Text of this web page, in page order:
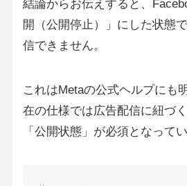
結論からお伝えすると、
開（公開停止）」にした状態
信できません。
これはMetaの公式ヘルプにも
在の仕様では広告配信に紐づ
「公開状態」が必須となってい